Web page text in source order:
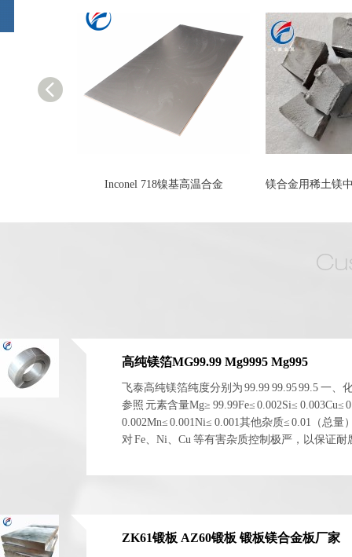
镁合金用稀土镁中间合金 厂家生产镁中间合金N200 纯镍带 N4
高纯镁箔MG99.99 Mg9995 Mg995
飞泰高纯镁箔纯度分别为 99.99 99.95 99.5 一、
参照 元素含量Mg≥ 99.99Fe≤ 0.002Si≤ 0.003Cu≤
0.002Mn≤ 0.001Ni≤ 0.001其他杂质≤ 0.01（总量
对 Fe、Ni、Cu 等有害杂质控制极严，以保证耐
ZK61锻板 AZ60锻板 锻板镁合金板厂家